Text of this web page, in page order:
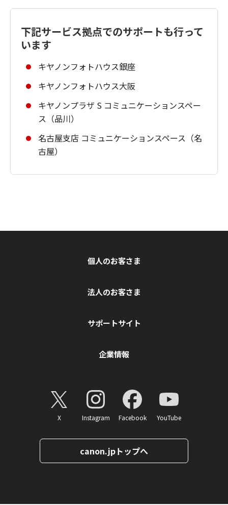
下記サービス拠点でのサポートも行って
います
キヤノンフォトハウス銀座
キヤノンフォトハウス大阪
キヤノンプラザ S コミュニケーションスペー
ス（品川）
名古屋支店 コミュニケーションスペース（名
古屋）
個人のお客さま
法人のお客さま
サポートサイト
企業情報
X Instagram Facebook YouTube
canon.jpトップへ